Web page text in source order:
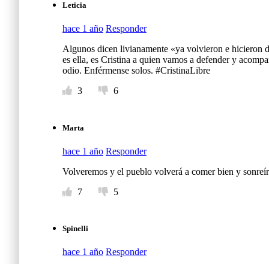
Leticia
hace 1 año Responder
Algunos dicen livianamente «ya volvieron e hicieron
es ella, es Cristina a quien vamos a defender y
odio. Enférmense solos. #CristinaLibre
3
6
Marta
hace 1 año Responder
Volveremos y el pueblo volverá a comer bien y
7
5
Spinelli
hace 1 año Responder